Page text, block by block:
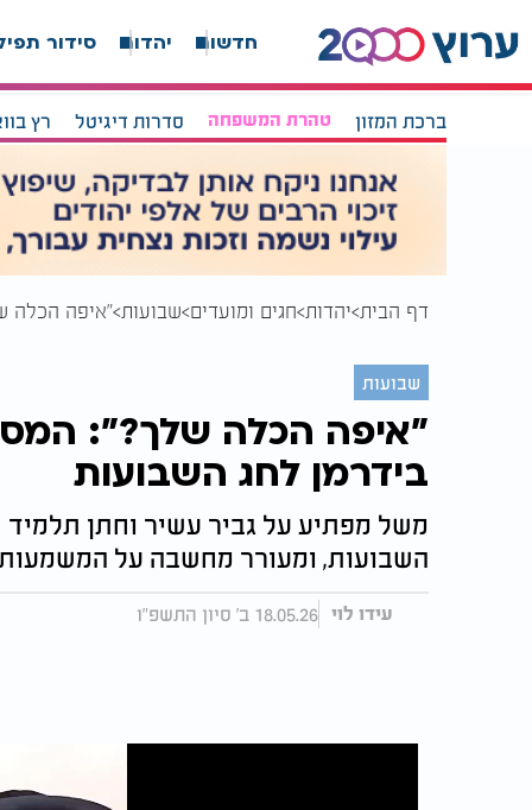
חדשות יהדות סידור
ברכת המזון טהרת המשפחה סדרות דיגיטל רץ
דף הבית יהדות חגים ומועדים שבועות "איפה הכלה
שבועות
"איפה הכלה שלך?":
בידרמן לחג השבועות
משל מפתיע על גביר עשיר וחתן
השבועות, ומעורר מחשבה על
עידו לוי 18.05.26 ב' סיון התשפ"ו